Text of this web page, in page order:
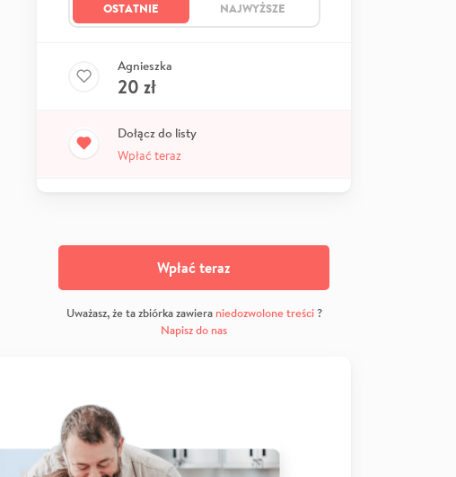
OSTATNIE NAJWYŻSZE
Agnieszka
20 zł
Dołącz do listy
Wpłać teraz
Wpłać teraz
Uważasz, że ta zbiórka zawiera niedozwolone treści?
Napisz do nas